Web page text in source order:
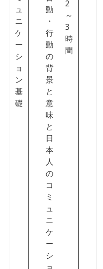
ュ
ニ
ケ
ー
シ
ョ
ン
基
礎
動
・
行
動
の
背
景
と
意
味
と
日
本
人
の
コ
ミ
ュ
ニ
ケ
ー
シ
2
～
3
時
間